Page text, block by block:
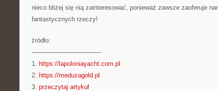
nieco bliżej się nią zainteresować, ponieważ zawsze zaoferuje
fantastycznych rzeczy!
źródło:
———————————
1. https://lapoloniayacht.com.pl
2. https://meduzagold.pl
3. przeczytaj artykuł